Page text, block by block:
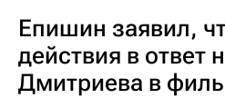
Епишин заявил,
действия в ответ
Дмитриева в